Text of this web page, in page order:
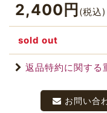
2,400 円 (税込)
sold out
返品特約に関する
お問い合